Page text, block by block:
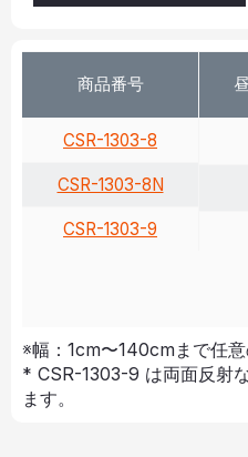
商品番号
CSR-1303-8
CSR-1303-8N
CSR-1303-9
※幅：1cm〜140cmまで任意
* CSR-1303-9 は両面反射
ます。